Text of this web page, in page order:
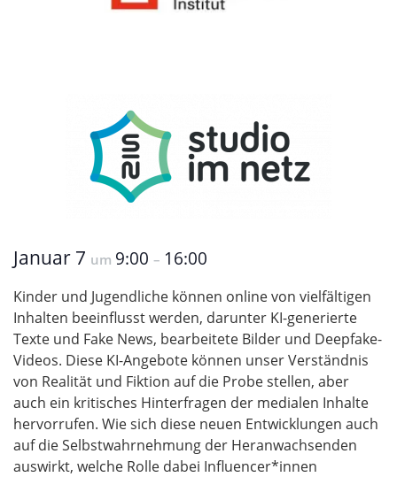
Januar 7 um 9:00 – 16:00
Kinder und Jugendliche können online von vielfältigen
Inhalten beeinflusst werden, darunter KI-generierte
Texte und Fake News, bearbeitete Bilder und Deepfake-
Videos. Diese KI-Angebote können unser Verständnis
von Realität und Fiktion auf die Probe stellen, aber
auch ein kritisches Hinterfragen der medialen Inhalte
hervorrufen. Wie sich diese neuen Entwicklungen auch
auf die Selbstwahrnehmung der Heranwachsenden
auswirkt, welche Rolle dabei Influencer*innen